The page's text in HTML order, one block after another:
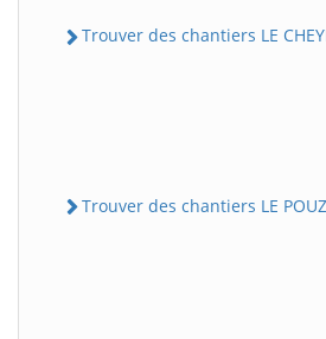
Trouver des chantiers LE
Trouver des chantiers LE